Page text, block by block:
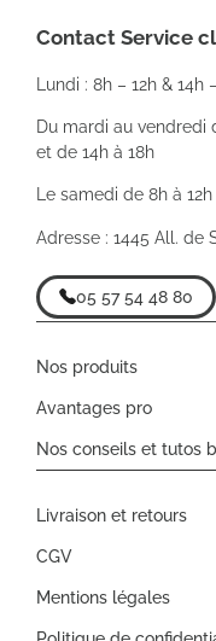
Contact Service
Lundi : 8h – 12h & 14h
Du mardi au vendredi
et de 14h à 18h
Le samedi de 8h à 12h
Adresse : 1445 All. de
05 57 54 48 80
Nos produits
Avantages pro
Nos conseils et tutos
Livraison et retours
CGV
Mentions légales